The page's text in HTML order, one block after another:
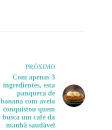
PRÓXIMO
Com apenas 3
ingredientes, esta
panqueca de
banana com aveia
conquistou quem
busca um café da
manhã saudável